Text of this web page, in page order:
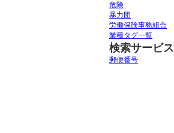
危険
暴力団
労働保険事務組合
業種タグ一覧
検索サービス
郵便番号